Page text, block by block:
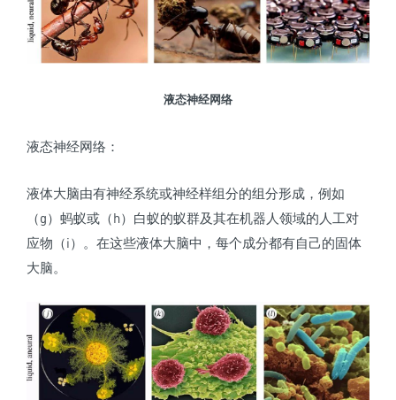
液态神经网络
液态神经网络：
液体大脑由有神经系统或神经样组分的组分形成，例如
（g）蚂蚁或（h）白蚁的蚁群及其在机器人领域的人工对
应物（i）。在这些液体大脑中，每个成分都有自己的固体
大脑。